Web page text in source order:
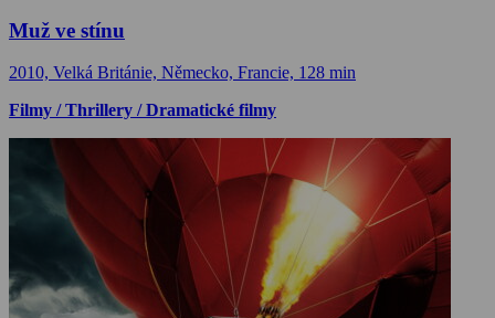
Muž ve stínu
2010, Velká Británie, Německo, Francie, 128 min
Filmy / Thrillery / Dramatické filmy